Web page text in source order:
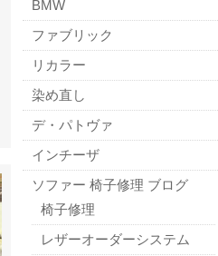
BMW
ファブリック
リカラー
染め直し
デ・パトヴァ
インチーザ
ソファー 椅子修理 ブログ
椅子修理
レザーオーダーシステム